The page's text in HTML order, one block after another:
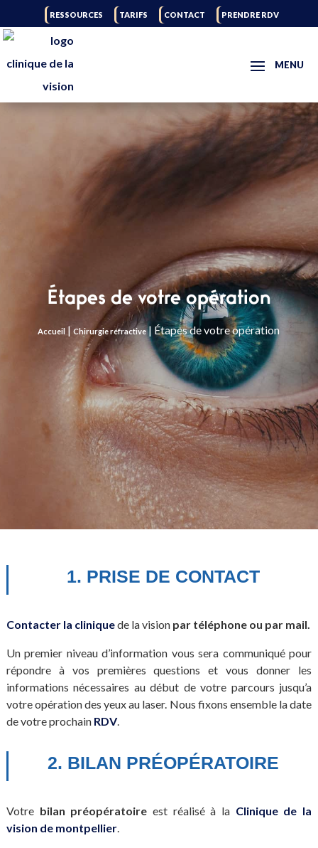
RESSOURCES TARIFS CONTACT PRENDRE RDV
Étapes de votre opération
Accueil |Chirurgie réfractive| Étapes de votre opération
1. PRISE DE CONTACT
Contacter la cliniquede la vision par téléphone ou par mail.
Un premier niveau d’information vous sera communiqué pour
répondre à vos premières questions et vous donner les
informations nécessaires au début de votre parcours jusqu’a
votre opération des yeux au laser. Nous fixons ensemble la date
de votre prochain RDV.
2. BILAN PRÉOPÉRATOIRE
Votre bilan préopératoire est réalisé à la Clinique de la
vision de montpellier.